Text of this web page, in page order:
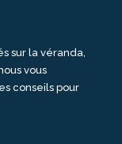
sur la véranda,
vous
conseils pour